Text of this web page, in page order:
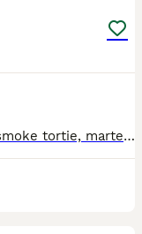
Cuccioli di Maine Coon. Venere black smoke tortie, marte e oriente rossi tabby. I cuccioli saranno pronti per la loro famiglia dal 16/10. I cuccioli avranno pedigree, ciclo vaccinale completo, saranno sverminati, libretto vaccinale, certificato di buona salute. È possibile visionare i cuccioli di persona dal 2/9 in poi, ma mi rendo disponibile a videochiamate per vedere al meglio i piccoli